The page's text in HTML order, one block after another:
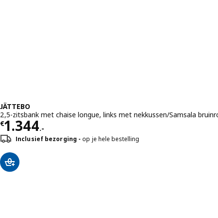
JÄTTEBO
2,5-zitsbank met chaise longue, links met nekkussen/Samsala
€1.344.-
Prijs € 1344.-
Inclusief bezorging op je hele bestelling